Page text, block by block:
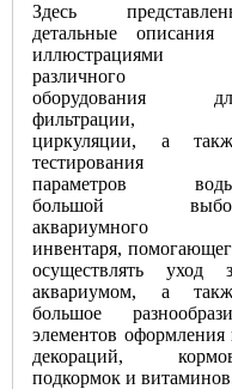
Здесь
детальные описания
иллюстрациями
различного
оборудования
фильтрации,
циркуляции, а
тестирования
параметров
большой
аквариумного
инвентаря,
осуществлять уход
аквариумом, а
большое
элементов оформления
декораций,
подкормок и